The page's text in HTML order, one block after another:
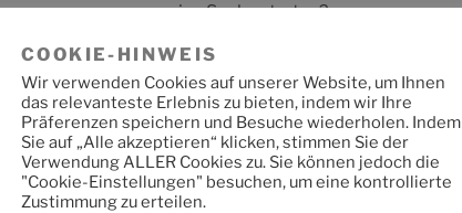
eine Suche starten?
Suche
nach:
COOKIE-HINWEIS
Wir verwenden Cookies auf unserer Website, um Ihnen
das relevanteste Erlebnis zu bieten, indem wir Ihre
Präferenzen speichern und Besuche wiederholen. Indem
Sie auf „Alle akzeptieren“ klicken, stimmen Sie der
Verwendung ALLER Cookies zu. Sie können jedoch die
"Cookie-Einstellungen" besuchen, um eine kontrollierte
Zustimmung zu erteilen.